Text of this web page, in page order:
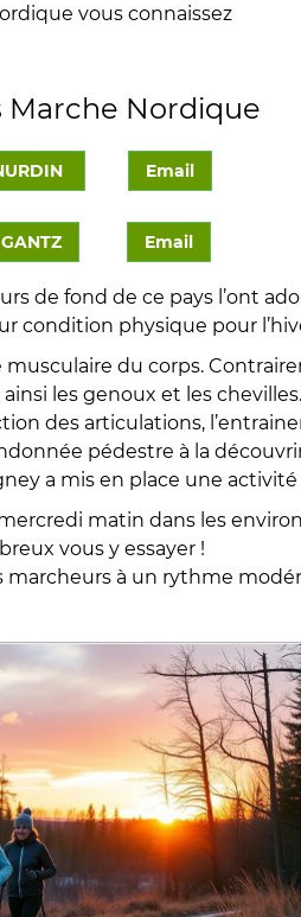
Nordique
Email
Email
de fond de ce pays l’ont
condition physique pour
du corps.
les genoux et les chevilles.
des articulations,
pédestre à la
a mis en place une
matin dans les
vous y essayer !
marcheurs à un rythme